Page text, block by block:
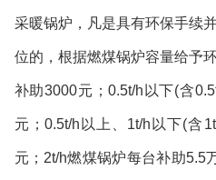
采暖锅炉，凡是具有环保手续
位的，根据燃煤锅炉容量给予
补助3000元； 0.5t/h 以下(含
元； 0.5t/h 以上、 1t/h 以下(含
元； 2t/h燃煤锅炉每台补助5.5